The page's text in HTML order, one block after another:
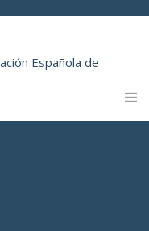
Española de